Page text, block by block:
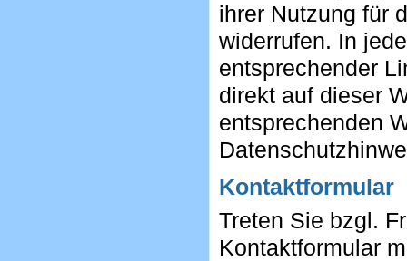
ihrer Nutzung für
widerrufen. In
entsprechender
direkt auf dieser
entsprechenden
Kontaktformular
Treten Sie bzgl.
Kontaktformular